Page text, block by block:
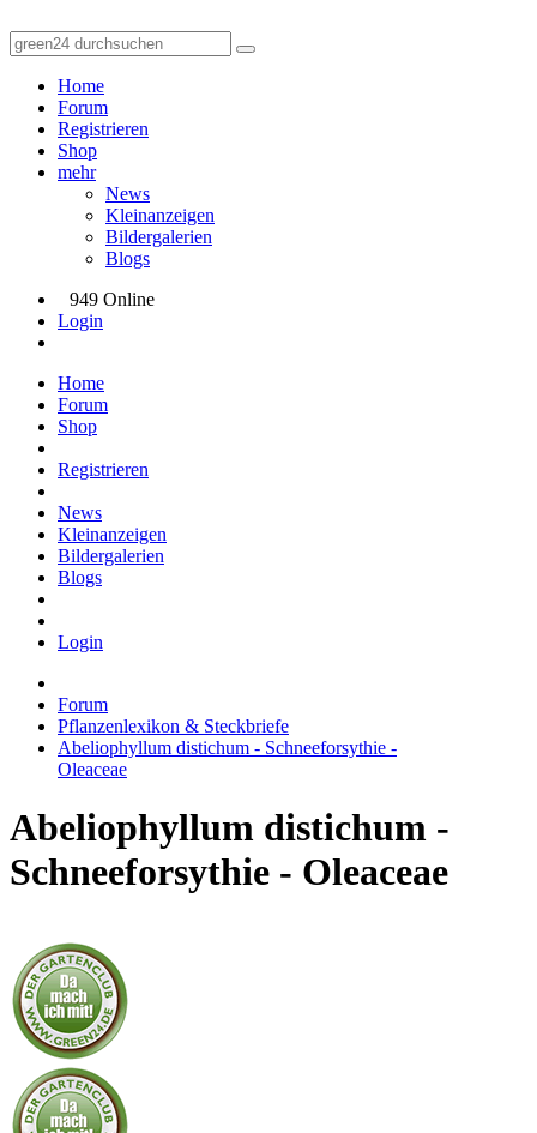
Home
Forum
Registrieren
Shop
mehr
News
Kleinanzeigen
Bildergalerien
Blogs
949 Online
Login
Home
Forum
Shop
Registrieren
News
Kleinanzeigen
Bildergalerien
Blogs
Login
Forum
Pflanzenlexikon & Steckbriefe
Abeliophyllum distichum - Schneeforsythie -
Oleaceae
Abeliophyllum distichum -
Schneeforsythie - Oleaceae